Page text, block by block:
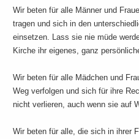
Wir beten für alle Männer und
tragen und sich in den
einsetzen. Lass sie nie müde
Kirche ihr eigenes, ganz
Wir beten für alle Mädchen und
Weg verfolgen und sich für ihre
nicht verlieren, auch wenn sie auf
Wir beten für alle, die sich in ihrer